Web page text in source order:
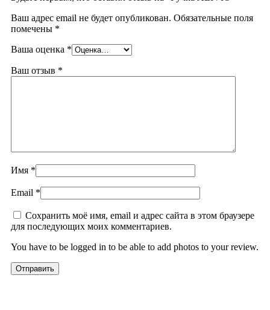
Ваш адрес email не будет опубликован. Обязательные поля
помечены *
Ваша оценка *
Ваш отзыв *
Имя *
Email *
Сохранить моё имя, email и адрес сайта в этом браузере
для последующих моих комментариев.
You have to be logged in to be able to add photos to your review.